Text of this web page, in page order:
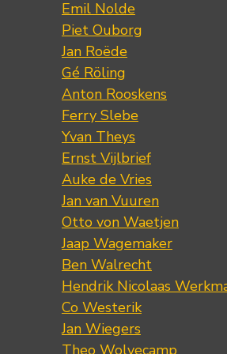
Emil Nolde
Piet Ouborg
Jan Roëde
Gé Röling
Anton Rooskens
Ferry Slebe
Yvan Theys
Ernst Vijlbrief
Auke de Vries
Jan van Vuuren
Otto von Waetjen
Jaap Wagemaker
Ben Walrecht
Hendrik Nicolaas
Co Westerik
Jan Wiegers
Theo Wolvecamp